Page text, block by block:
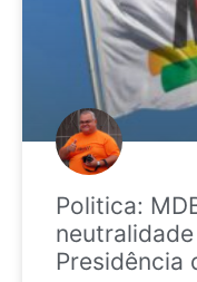
Politica:
Presidência